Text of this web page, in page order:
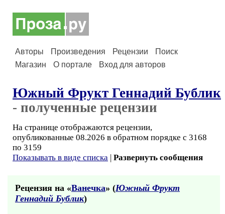
Авторы Произведения Рецензии
Поиск
Магазин
О портале Вход для авторов
Южный Фрукт Геннадий Бублик
- полученные рецензии
На странице отображаются рецензии,
опубликованные 08.2026 в обратном порядке с 3168
по 3159
Показывать в виде списка | Развернуть сообщения
Рецензия на «Ванечка» (Южный Фрукт
Геннадий Бублик)